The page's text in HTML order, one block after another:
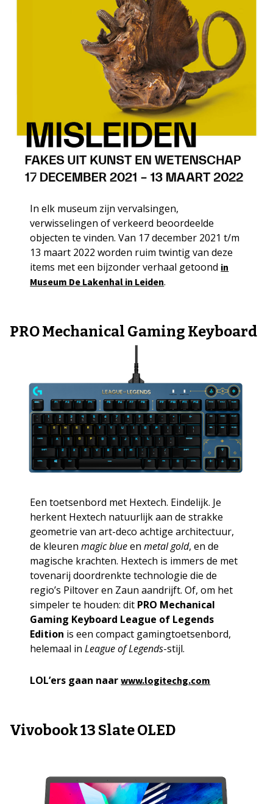
In elk museum zijn vervalsingen,
verwisselingen of verkeerd beoordeelde
objecten te vinden. Van 17 december 2021 t/m
13 maart 2022 worden ruim twintig van deze
items met een bijzonder verhaal getoond in
Museum De Lakenhal in Leiden.
PRO Mechanical Gaming Keyboard
Een toetsenbord met Hextech. Eindelijk. Je
herkent Hextech natuurlijk aan de strakke
geometrie van art-deco achtige architectuur,
de kleurenmagic blueenmetal gold, en de
magische krachten. Hextech is immers de met
tovenarij doordrenkte technologie die de
regio’s Piltover en Zaun aandrijft. Of, om het
simpeler te houden: dit PRO Mechanical
Gaming Keyboard League of Legends
Edition is een compact gamingtoetsenbord,
helemaal inLeague of Legends-stijl.
LOL’ers gaan naarwww.logitechg.com
Vivobook 13 Slate OLED